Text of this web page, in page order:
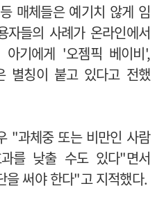
매체들은 예기치 않게 임
자들의 사례가 온라인에서
기에게 '오젬픽 베이비',
별칭이 붙고 있다고 전했
"과체중 또는 비만인 사람
를 낮출 수도 있다"면서
을 써야 한다"고 지적했다.